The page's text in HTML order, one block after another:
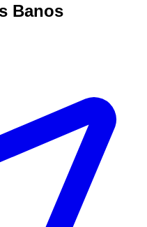
Banos